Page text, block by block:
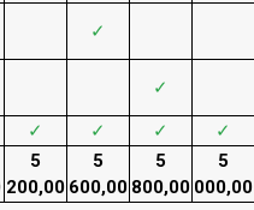
✓
✓
✓ ✓ ✓
✓
5
200,00
5
600,00
5
800,00
5
000,00
по